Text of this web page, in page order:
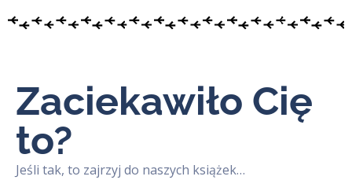
Zaciekawiło Cię
to?
Jeśli tak, to zajrzyj do naszych książek…